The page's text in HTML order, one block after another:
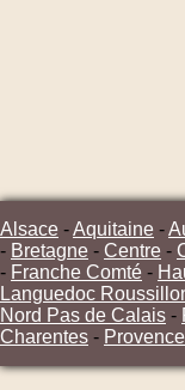
Alsace -Aquitaine -
- Bretagne - Centre -
- Franche Comté -
Languedoc
Nord Pas de Calais -
Charentes -